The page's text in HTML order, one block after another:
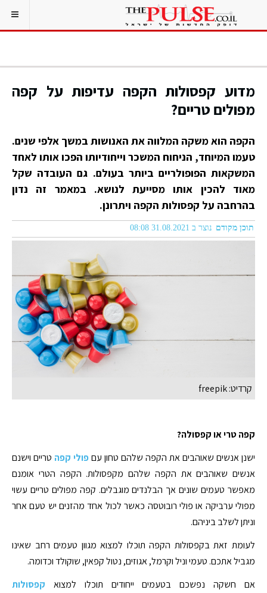
מדוע קפסולות הקפה עדיפות על קפה
מפולים טריים?
הקפה הוא משקה המלווה את האנושות במשך אלפי שנים.
טעמו המיוחד, הניחוח המשכר וייחודיותו הפכו אותו לאחד
המשקאות הפופולריים ביותר בעולם. גם העובדה שקל
מאוד להכין אותו מסייעת לנושא. במאמר זה נדון
בהרחבה על קפסולות הקפה ויתרונן.
תוכן מקודם נוצר ב 31.08.2021 08:08
קרדיט: freepik
קפה טרי או קפסולה?
ישנן אנשים שאוהבים את הקפה שלהם טחון עםפולי קפה טריים וישנם
אנשים שאוהבים את הקפה שלהם מקפסולות. הקפה הטרי אומנם
מאפשר טעמים שונים אך הבלנדים מוגבלים. קפה מפולים טריים עשוי
מפולי ערביקה או פולי רובוטסה כאשר לכול אחד מהזנים יש טעם אחר
וניתן לשלב ביניהם.
לעומת זאת בקפסולות הקפה תוכלו למצוא מגוון טעמים רחב שאינו
מגביל אתכם. טעמי וניל וקרמל, אגוזים, נטול קפאין, שוקולד וכדומה.
אם חשקה נפשכם בטעמים ייחודים תוכלו למצוא קפסולות